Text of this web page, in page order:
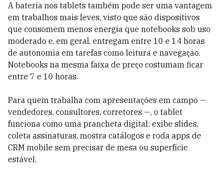
A bateria nos tablets também pode ser uma vantagem
em trabalhos mais leves, visto que são dispositivos
que consomem menos energia que notebooks sob uso
moderado e, em geral, entregam entre 10 e 14 horas
de autonomia em tarefas como leitura e navegação.
Notebooks na mesma faixa de preço costumam ficar
entre 7 e 10 horas.
Para quem trabalha com apresentações em campo —
vendedores, consultores, corretores —, o tablet
funciona como uma prancheta digital: exibe slides,
coleta assinaturas, mostra catálogos e roda apps de
CRM mobile sem precisar de mesa ou superfície
estável.